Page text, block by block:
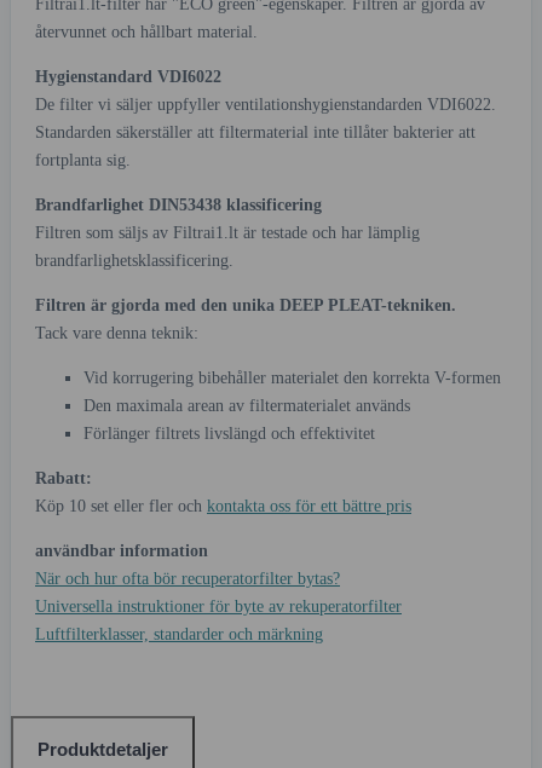
Filtrai1.lt-filter har "ECO green"-egenskaper. Filtren är gjorda av
återvunnet och hållbart material.
Hygienstandard VDI6022
De filter vi säljer uppfyller ventilationshygienstandarden VDI6022.
Standarden säkerställer att filtermaterial inte tillåter bakterier att
fortplanta sig.
Brandfarlighet DIN53438 klassificering
Filtren som säljs av Filtrai1.lt är testade och har lämplig
brandfarlighetsklassificering.
Filtren är gjorda med den unika DEEP PLEAT-tekniken.
Tack vare denna teknik:
Vid korrugering bibehåller materialet den korrekta V-formen
Den maximala arean av filtermaterialet används
Förlänger filtrets livslängd och effektivitet
Rabatt:
Köp 10 set eller fler och kontakta oss för ett bättre pris
användbar information
När och hur ofta bör recuperatorfilter bytas?
Universella instruktioner för byte av rekuperatorfilter
Luftfilterklasser, standarder och märkning
Produktdetaljer